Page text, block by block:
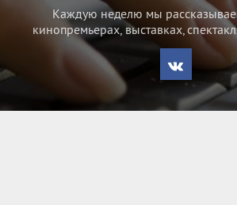
Каждую неделю мы
кинопремьерах, выставках,